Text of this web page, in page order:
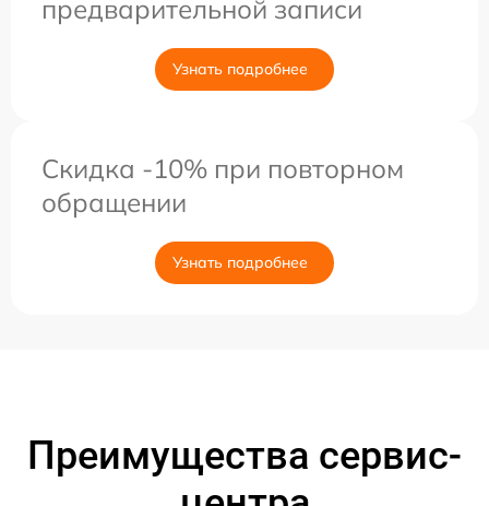
предварительной записи
Узнать подробнее
Скидка -10% при повторном
обращении
Узнать подробнее
Преимущества сервис-